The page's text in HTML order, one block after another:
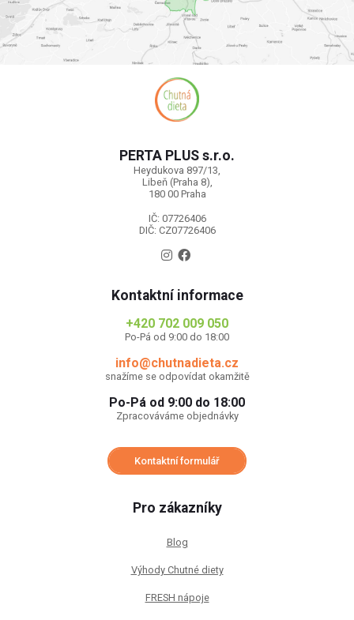
PERTA PLUS s.r.o.
Heydukova 897/13,
Libeň (Praha 8),
180 00 Praha
IČ: 07726406
DIČ: CZ07726406
Kontaktní informace
+420 702 009 050
Po-Pá od 9:00 do 18:00
info@chutnadieta.cz
snažíme se odpovídat okamžitě
Po-Pá od 9:00 do 18:00
Zpracováváme objednávky
Kontaktní formulář
Pro zákazníky
Blog
Výhody Chutné diety
FRESH nápoje